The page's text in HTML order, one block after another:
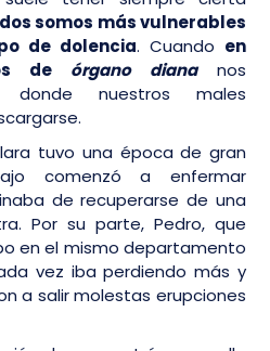
somos más vulnerables
de dolencia. Cuando en
de órgano diananos
nuestros males
tuvo una época de gran
comenzó a enfermar
de recuperarse de una
Por su parte, Pedro, que
en el mismo departamento
vez iba perdiendo más y
a salir molestas erupciones